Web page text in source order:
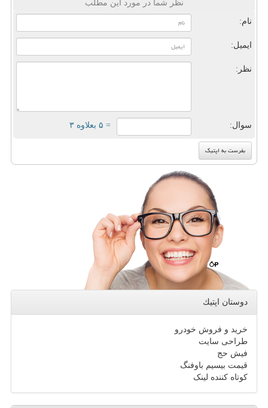
نظر شما در مورد این مطلب
نام:
ایمیل:
نظر:
سوال: = ۵ بعلاوه ۳
دوستان اپتیك
خرید و فروش خودرو
طراحی سایت
فیش حج
قیمت بیسیم باوفنگ
کوتاه کننده لینک